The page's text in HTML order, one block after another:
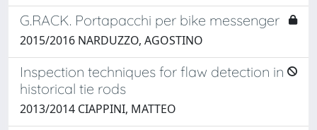
G.RACK. Portapacchi per bike messenger
2015/2016 NARDUZZO, AGOSTINO
Inspection techniques for flaw detection in
historical tie rods
2013/2014 CIAPPINI, MATTEO